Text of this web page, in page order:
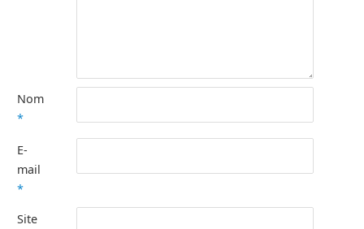
Nom
*
E-
mail
*
Site